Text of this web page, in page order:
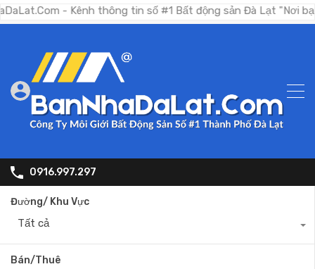
- Kênh thông tin số #1 Bất động sản Đà Lạt "Nơi bạn tìm
0916.997.297
Đường/ Khu Vực
Tất cả
Bán/Thuê